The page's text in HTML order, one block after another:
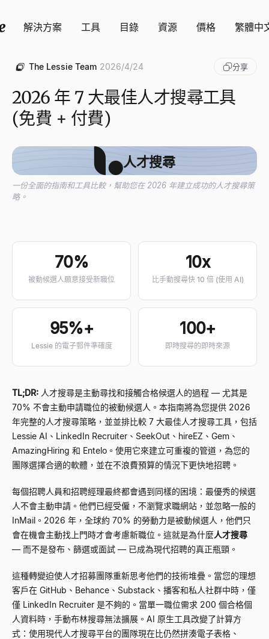
解決方案 工具 目錄 資源 價格 繁體中
The Lessie Team 2026/4/24 分享
2026 年 7 大最佳人才搜尋工具
(免費 + 付費)
人才搜尋
一份全面的指南和工具比較，幫助您在 2026 年建立成功的人才搜尋策
略。
70%
被動候選人願意接受新職位
10x
比手動搜尋快 10 倍 (使用 AI)
95%+
Lessie 的電子郵件準確度
100+
即時搜尋的即時來源
TL;DR: 人才搜尋是主動尋找和接觸合格候選人的過程 — 尤其是
70% 不會主動申請職位的被動候選人。本指南將為您提供 2026
年完整的人才搜尋策略，並並排比較 7 大最佳人才搜尋工具，包括
Lessie AI、LinkedIn Recruiter、SeekOut、hireEZ、Gem、
AmazingHiring 和 Entelo。使用它來建立可重複的管道，為您的
團隊選擇合適的軟體，並在不浪費預算的情況下更快地招聘。
每個招聘人員和招聘經理最終都會遇到同樣的困境：最優秀的候選
人不會主動申請。他們已經受僱，不瀏覽求職網站，並忽略一般的
InMail。2026 年，全球約 70% 的勞動力是被動候選人，他們只
會在機會主動找上門時才會考慮新職位。這就是為什麼人才搜尋
— 而不是發布、篩選或面試 — 已成為現代招聘的真正瓶頸。
這種轉變迫使人才招募團隊重新思考他們的技術堆疊。當您的理想
客戶在 GitHub、Behance、Substack、播客和私人社群中時，僅
僅 LinkedIn Recruiter 是不夠的。當單一職位需求 200 個合格個
人資料時，手動布林搜尋無法擴展。AI 原生工具改變了計算方
式：使用現代人才搜尋平台的團隊現在比仍然拼湊電子表格、